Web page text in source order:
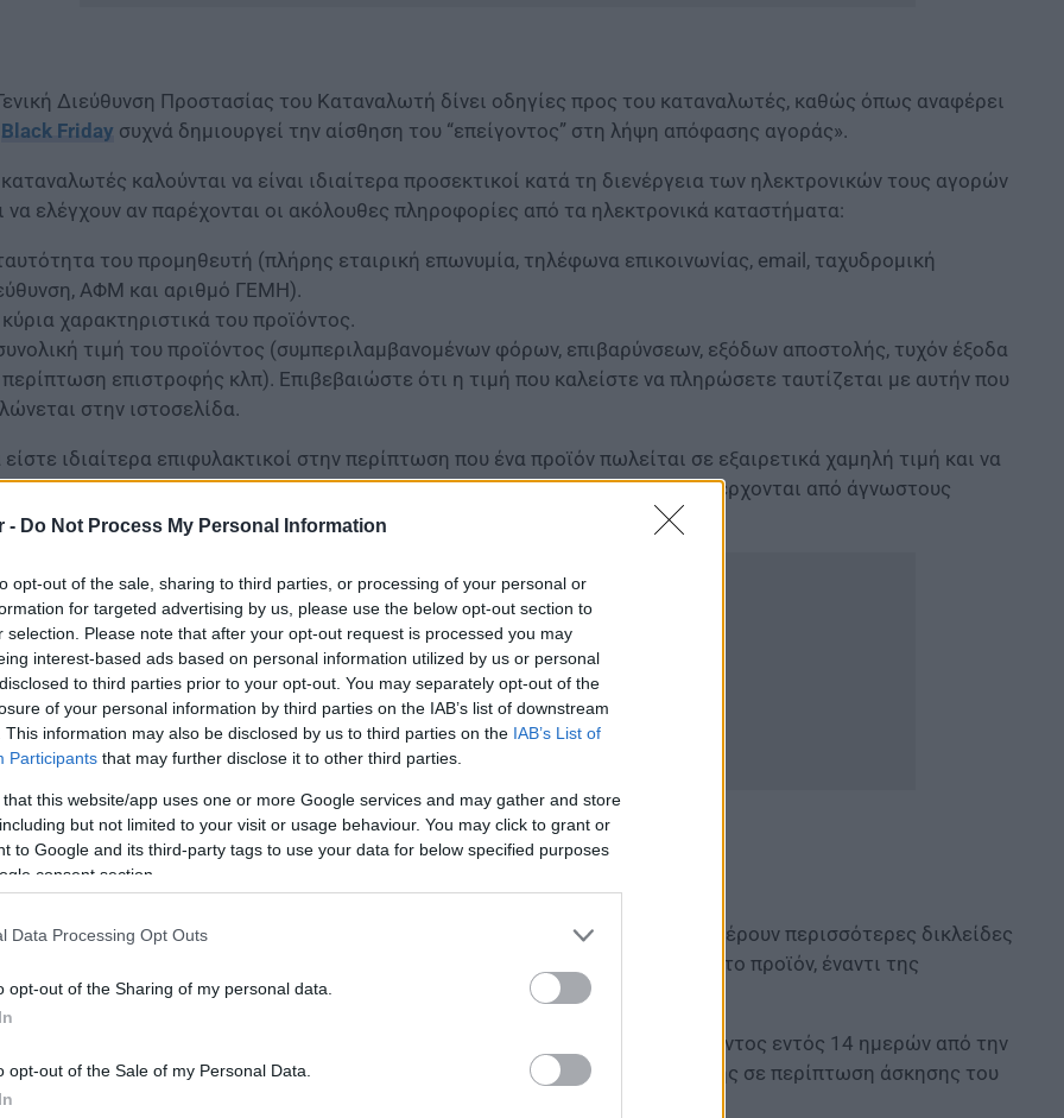
- Do Not Process My Personal Information
opt-out of the sale, sharing to third parties, or processing of your personal or
for targeted advertising by us, please use the below opt-out section to
selection. Please note that after your opt-out request is processed you may
interest-based ads based on personal information utilized by us or personal
to third parties prior to your opt-out. You may separately opt-out of the
of your personal information by third parties on the IAB’s list of downstream
This information may also be disclosed by us to third parties on the IAB’s List of
Participants that may further disclose it to other third parties.
that this website/app uses one or more Google services and may gather and store
but not limited to your visit or usage behaviour. You may click to grant or
to Google and its third-party tags to use your data for below specified purposes
consent section.
Data Processing Opt Outs
opt-out of the Sharing of my personal data.
opt-out of the Sale of my Personal Data.
Διεύθυνση Προστασίας του Καταναλωτή δίνει οδηγίες προς του καταναλωτές, καθώς όπως αναφέρει
Black Friday συχνά δημιουργεί την αίσθηση του “επείγοντος” στη λήψη απόφασης αγοράς».
καλούνται να είναι ιδιαίτερα προσεκτικοί κατά τη διενέργεια των ηλεκτρονικών τους αγορών
να ελέγχουν αν παρέχονται οι ακόλουθες πληροφορίες από τα ηλεκτρονικά καταστήματα:
του προμηθευτή (πλήρης εταιρική επωνυμία, τηλέφωνα επικοινωνίας, email, ταχυδρομική
ΑΦΜ και αριθμό ΓΕΜΗ).
χαρακτηριστικά του προϊόντος.
τιμή του προϊόντος (συμπεριλαμβανομένων φόρων, επιβαρύνσεων, εξόδων αποστολής, τυχόν έξοδα
επιστροφής κλπ). Επιβεβαιώστε ότι η τιμή που καλείστε να πληρώσετε ταυτίζεται με αυτήν που
στην ιστοσελίδα.
ιδιαίτερα επιφυλακτικοί στην περίπτωση που ένα προϊόν πωλείται σε εξαιρετικά χαμηλή τιμή και να
τις προσφορές που εμφανίζονται σε αναδυόμενα παράθυρα, αν προέρχονται από άγνωστους
ότι οι συναλλαγές μέσω χρεωστικής ή πιστωτικής κάρτας προσφέρουν περισσότερες δικλείδες
για τον καταναλωτή σε περίπτωση που η επιχείρηση δεν παραδώσει το προϊόν, έναντι της
σε τραπεζικό λογαριασμό.
δικαίωμα αναιτιολόγητης, αζήμιας υπαναχώρησης και επιστροφής του προϊόντος εντός 14 ημερών από την
του, καθώς και η πολιτική επιστροφής των προϊόντων της επιχείρησης σε περίπτωση άσκησης του
αυτού.